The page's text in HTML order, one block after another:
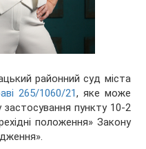
районний суд міста
265/1060/21, яке може
пункту 10-2
положення» Закону